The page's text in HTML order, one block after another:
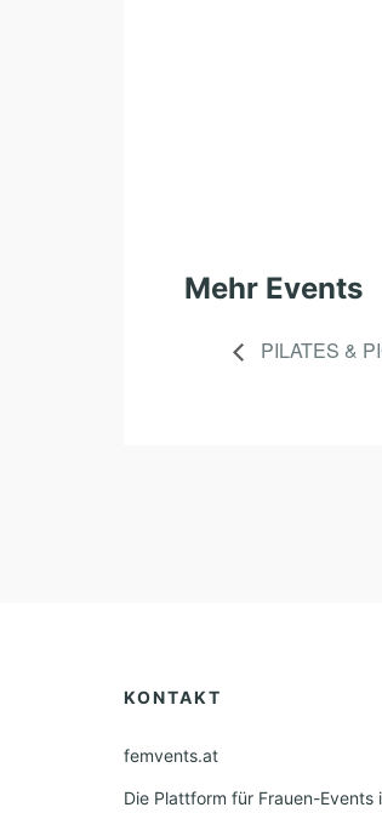
Mehr Events
PILATES &
KONTAKT
femvents.at
Die Plattform für Frauen-Events